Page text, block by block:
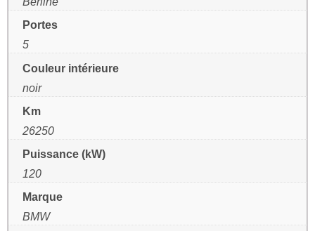
Portes
5
Couleur intérieure
noir
Km
26250
Puissance (kW)
120
Marque
BMW